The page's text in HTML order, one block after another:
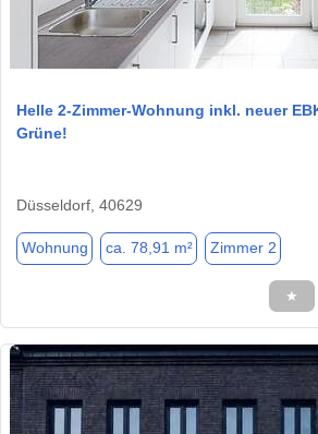
Helle 2-Zimmer-Wohnung inkl. neuer
Grüne!
Düsseldorf, 40629
Wohnung ca. 78,91 m² Zimmer 2
★